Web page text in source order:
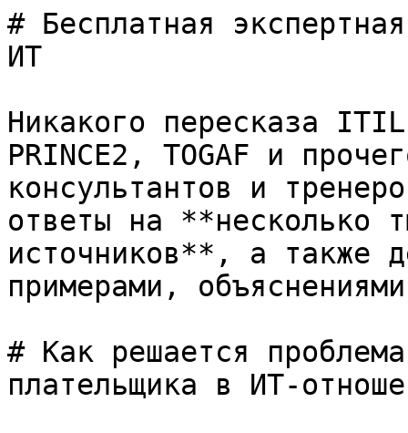
# Бесплатная
ИТ
Никакого пересказа
PRINCE2, TOGAF и
консультантов и
ответы на **несколько
источников**, а также
примерами,
# Как решается
плательщика в ИТ-